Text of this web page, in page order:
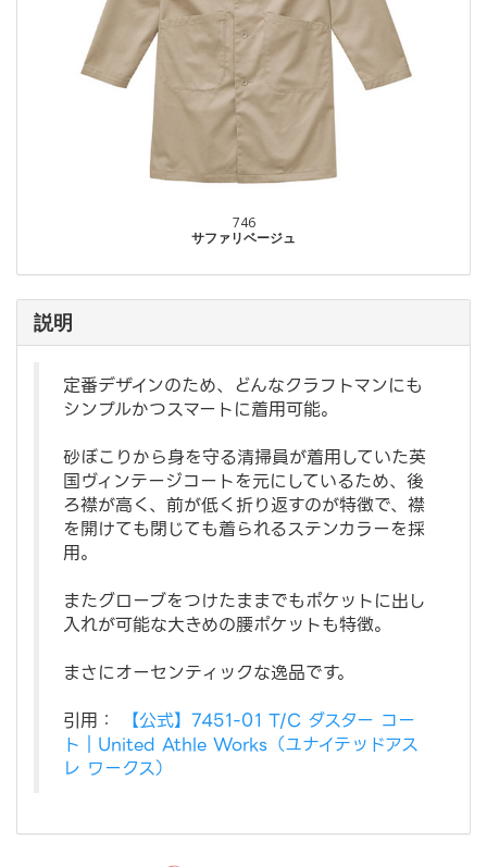
746
サファリベージュ
説明
定番デザインのため、どんなクラフトマンにも
シンプルかつスマートに着用可能。
砂ぼこりから身を守る清掃員が着用していた英
国ヴィンテージコートを元にしているため、後
ろ襟が高く、前が低く折り返すのが特徴で、襟
を開けても閉じても着られるステンカラーを採
用。
またグローブをつけたままでもポケットに出し
入れが可能な大きめの腰ポケットも特徴。
まさにオーセンティックな逸品です。
引用：
【公式】7451-01 T/C ダスター コー
ト｜United Athle Works（ユナイテッドアス
レ ワークス）